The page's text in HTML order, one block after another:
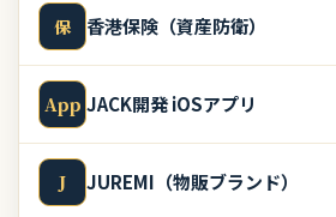
保 香港保険（資産防衛）
App JACK開発 iOSアプリ
J JUREMI（物販ブランド）